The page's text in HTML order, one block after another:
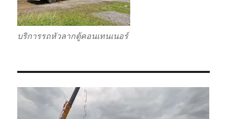
บริการรถหัวลากตู้คอนเทนเนอร์